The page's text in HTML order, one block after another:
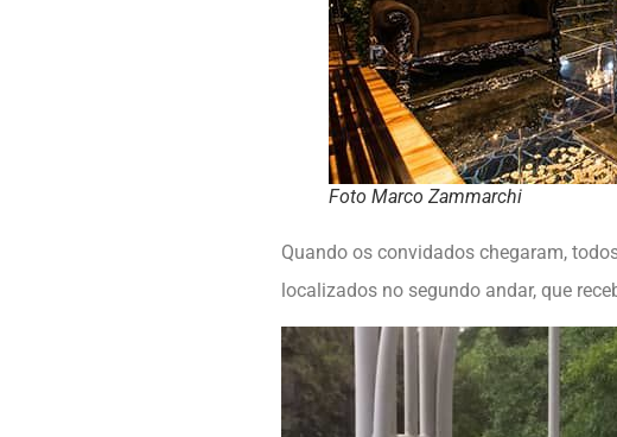
Foto Marco Zammarchi
Quando os convidados chegaram,
localizados no segundo andar, que